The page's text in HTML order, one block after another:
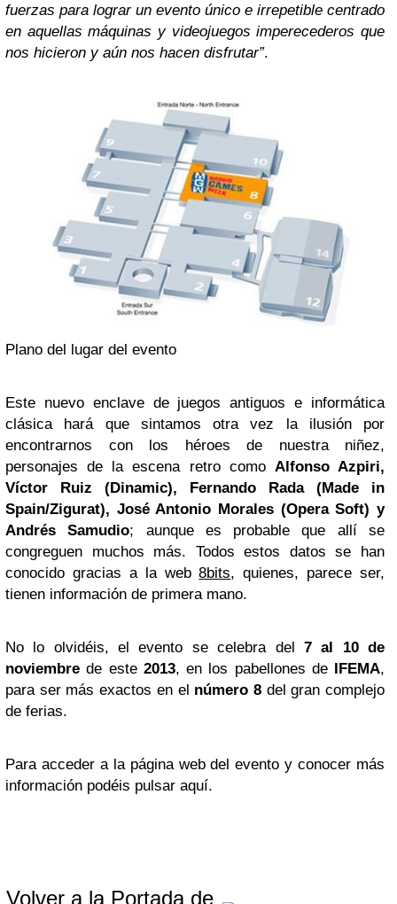
fuerzas para lograr un evento único e irrepetible centrado
en aquellas máquinas y videojuegos imperecederos que
nos hicieron y aún nos hacen disfrutar”.
Plano del lugar del evento
Este nuevo enclave de juegos antiguos e informática
clásica hará que sintamos otra vez la ilusión por
encontrarnos con los héroes de nuestra niñez,
personajes de la escena retro como Alfonso Azpiri,
Víctor Ruiz (Dinamic), Fernando Rada (Made in
Spain/Zigurat), José Antonio Morales (Opera Soft) y
Andrés Samudio; aunque es probable que allí se
congreguen muchos más. Todos estos datos se han
conocido gracias a la web8bits, quienes, parece ser,
tienen información de primera mano.
No lo olvidéis, el evento se celebra del 7 al 10 de
noviembre de este 2013, en los pabellones de IFEMA,
para ser más exactos en el número 8del gran complejo
de ferias.
Para acceder a la página web del evento y conocer más
información podéis pulsar aquí.
Volver a la Portada de